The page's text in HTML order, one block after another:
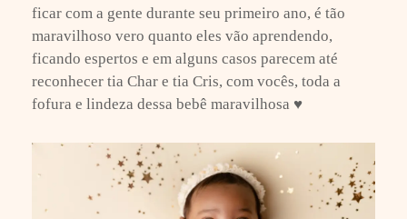
ficar com a gente durante seu primeiro ano, é tão
maravilhoso vero quanto eles vão aprendendo,
ficando espertos e em alguns casos parecem até
reconhecer tia Char e tia Cris, com vocês, toda a
fofura e lindeza dessa bebê maravilhosa ♥